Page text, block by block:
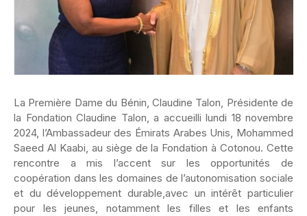
La Première Dame du Bénin, Claudine Talon, Présidente de
la Fondation Claudine Talon, a accueilli lundi 18 novembre
2024, l’Ambassadeur des Émirats Arabes Unis, Mohammed
Saeed Al Kaabi, au siège de la Fondation à Cotonou. Cette
rencontre a mis l’accent sur les opportunités de
coopération dans les domaines de l’autonomisation sociale
et du développement durable,avec un intérêt particulier
pour les jeunes, notamment les filles et les enfants